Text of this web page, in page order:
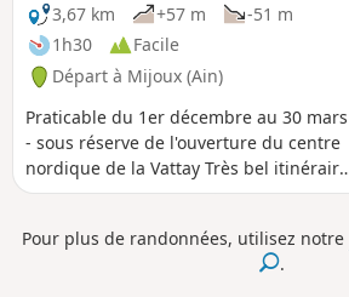
3,67 km
+57 m
-51 m
1h30
Facile
Départ à Mijoux (Ain)
Praticable du 1er décembre au 30 mars
- sous réserve de l'ouverture du centre
nordique de la Vattay Très bel itinéraire
sur le domaine de la Vattay, traversant
Haute Chaîne du Jura (vous devez
respecter la réglementation en vigueur).
Pour plus de randonnées, utilisez notre
.